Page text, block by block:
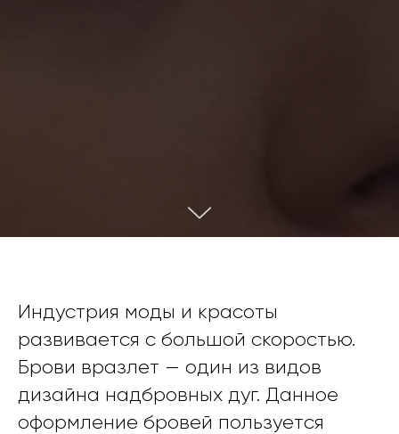
Индустрия моды и красоты
развивается с большой скоростью.
Брови вразлет — один из видов
дизайна надбровных дуг. Данное
оформление бровей пользуется